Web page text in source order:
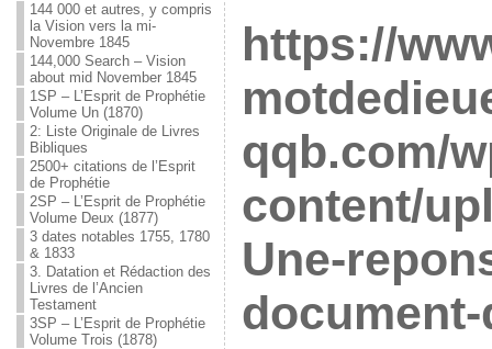
144 000 et autres, y compris
la Vision vers la mi-
Novembre 1845
144,000 Search – Vision
about mid November 1845
1SP – L’Esprit de Prophétie
Volume Un (1870)
2: Liste Originale de Livres
Bibliques
2500+ citations de l’Esprit
de Prophétie
2SP – L’Esprit de Prophétie
Volume Deux (1877)
3 dates notables 1755, 1780
& 1833
3. Datation et Rédaction des
Livres de l’Ancien
Testament
3SP – L’Esprit de Prophétie
Volume Trois (1878)
https://
qqb.com/
content/
Une-